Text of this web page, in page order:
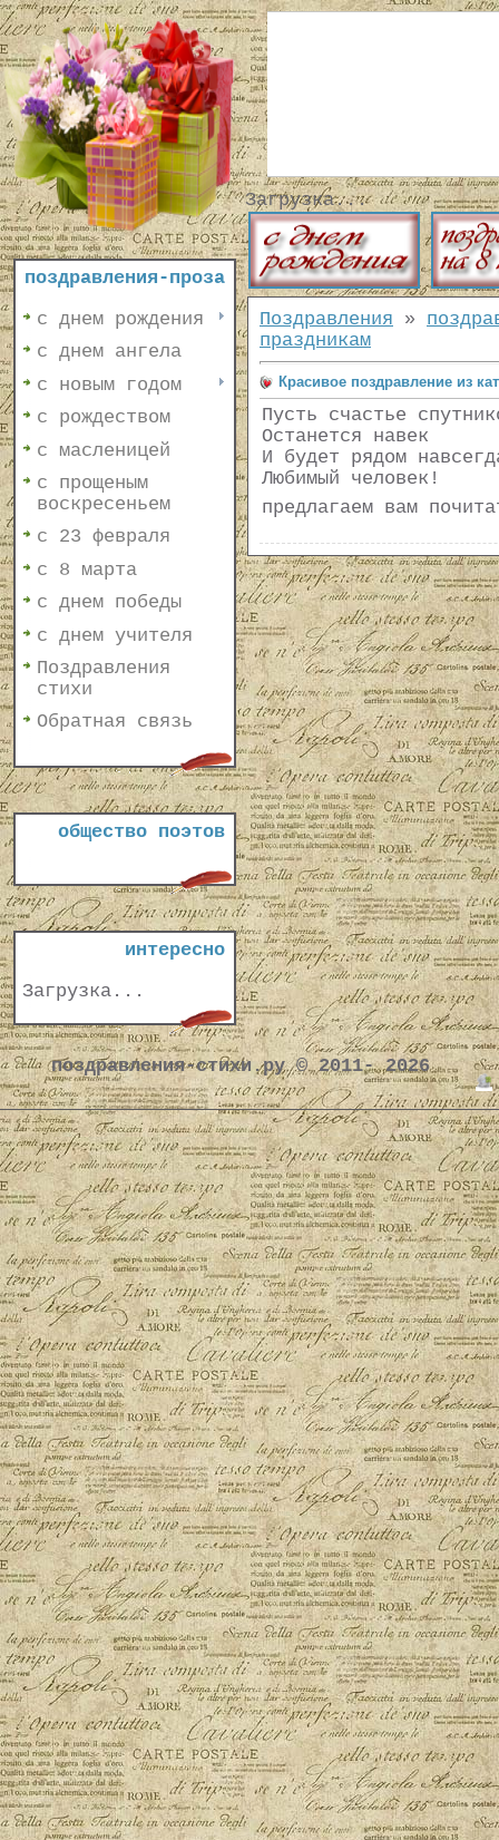
поздравления-проза
с днем рождения
с днем ангела
с новым годом
с рождеством
с масленицей
с прощеным
воскресеньем
с 23 февраля
с 8 марта
с днем победы
с днем учителя
Поздравления
стихи
Обратная связь
общество поэтов
интересно
Загрузка...
Загрузка...
Поздравления »
праздникам
Красивое поздравление из
Пусть счастье
Останется навек
И будет рядом
Любимый человек!
предлагаем вам
поздравления-стихи.ру © 2011- 2026